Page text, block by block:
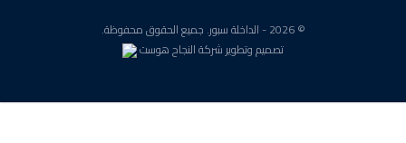
© 2026 - الداخلة سبور. جميع الحقوق محفوظة.
تصميم وتطويرشركةالنجاح هوست